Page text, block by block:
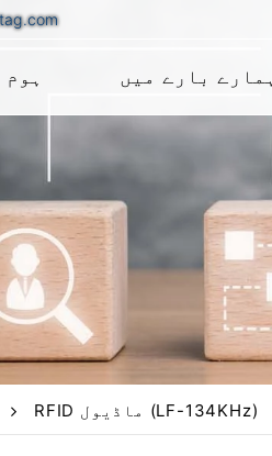
ہوم ہمارے بارے میں
RFID ماڈیول (LF-134KHz)